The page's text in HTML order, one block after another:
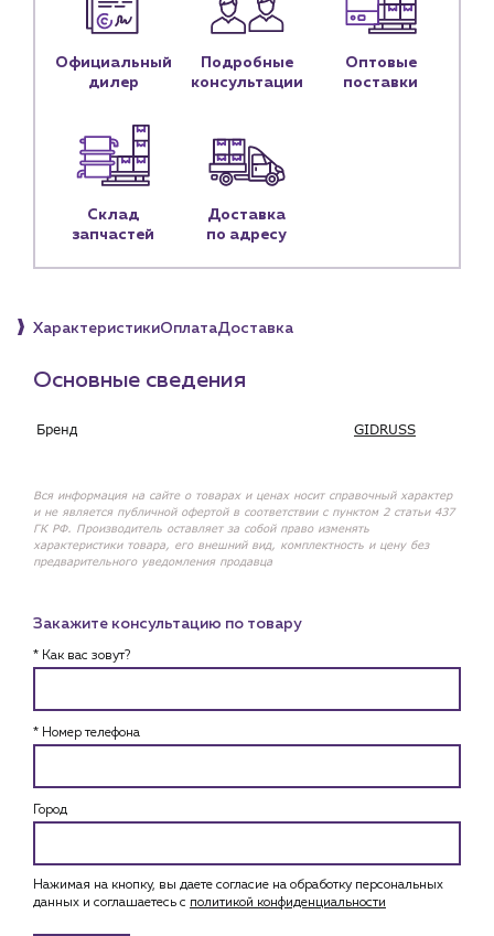
Контактные данные
Чат-бот
+7 (918) 070-19-79
sales@profpotok.ru
Официальный
дилер
Подробные
консультации
Оптовые
поставки
Склад
запчастей
Доставка
по адресу
ХарактеристикиОплатаДоставка
Основные сведения
Бренд GIDRUSS
Вся информация на сайте о товарах и ценах носит справочный характер
и не является публичной офертой в соответствии с пунктом 2 статьи 437
ГК РФ. Производитель оставляет за собой право изменять
характеристики товара, его внешний вид, комплектность и цену без
предварительного уведомления продавца
Закажите консультацию по товару
* Как вас зовут?
* Номер телефона
Город
Нажимая на кнопку, вы даете согласие на обработку персональных
данных и соглашаетесь c политикой конфиденциальности